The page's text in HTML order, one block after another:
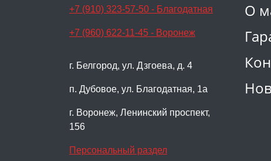
О
+7 (910) 323-57-50 - Благодатная
+7 (960) 622-11-45 - Воронеж
г. Белгород, ул. Дзгоева, д. 4
п. Дубовое, ул. Благодатная, 1а
г. Воронеж, Ленинский проспект,
156
Персональный раздел